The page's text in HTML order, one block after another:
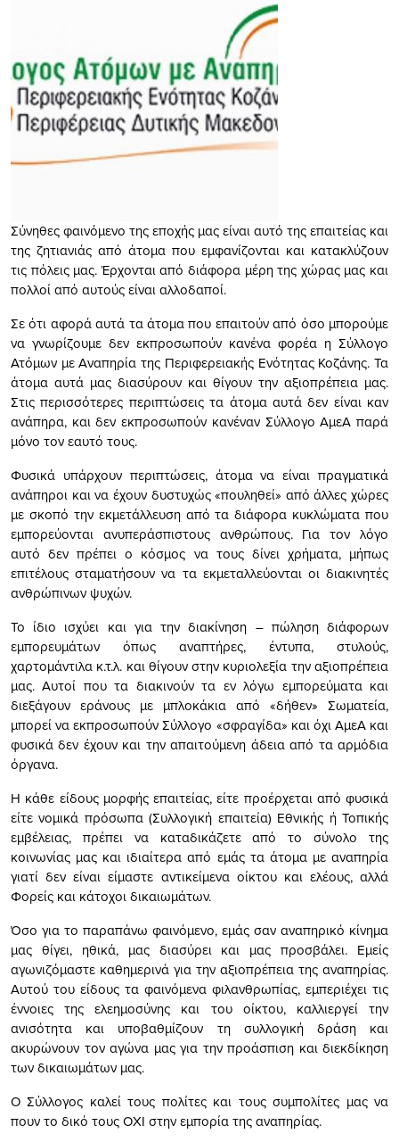
Σύνηθες φαινόμενο της εποχής μας είναι αυτό της επαιτείας και
της ζητιανιάς από άτομα που εμφανίζονται και κατακλύζουν
τις πόλεις μας. Έρχονται από διάφορα μέρη της χώρας μας και
πολλοί από αυτούς είναι αλλοδαποί.
Σε ότι αφορά αυτά τα άτομα που επαιτούν από όσο μπορούμε
να γνωρίζουμε δεν εκπροσωπούν κανένα φορέα η Σύλλογο
Ατόμων με Αναπηρία της Περιφερειακής Ενότητας Κοζάνης. Τα
άτομα αυτά μας διασύρουν και θίγουν την αξιοπρέπεια μας.
Στις περισσότερες περιπτώσεις τα άτομα αυτά δεν είναι καν
ανάπηρα, και δεν εκπροσωπούν κανέναν Σύλλογο ΑμεΑ παρά
μόνο τον εαυτό τους.
Φυσικά υπάρχουν περιπτώσεις, άτομα να είναι πραγματικά
ανάπηροι και να έχουν δυστυχώς «πουληθεί» από άλλες χώρες
με σκοπό την εκμετάλλευση από τα διάφορα κυκλώματα που
εμπορεύονται ανυπεράσπιστους ανθρώπους. Για τον λόγο
αυτό δεν πρέπει ο κόσμος να τους δίνει χρήματα, μήπως
επιτέλους σταματήσουν να τα εκμεταλλεύονται οι διακινητές
ανθρώπινων ψυχών.
Το ίδιο ισχύει και για την διακίνηση – πώληση διάφορων
εμπορευμάτων όπως αναπτήρες, έντυπα, στυλούς,
χαρτομάντιλα κ.τ.λ. και θίγουν στην κυριολεξία την αξιοπρέπεια
μας. Αυτοί που τα διακινούν τα εν λόγω εμπορεύματα και
διεξάγουν εράνους με μπλοκάκια από «δήθεν» Σωματεία,
μπορεί να εκπροσωπούν Σύλλογο «σφραγίδα» και όχι ΑμεΑ και
φυσικά δεν έχουν και την απαιτούμενη άδεια από τα αρμόδια
όργανα.
Η κάθε είδους μορφής επαιτείας, είτε προέρχεται από φυσικά
είτε νομικά πρόσωπα (Συλλογική επαιτεία) Εθνικής ή Τοπικής
εμβέλειας, πρέπει να καταδικάζετε από το σύνολο της
κοινωνίας μας και ιδιαίτερα από εμάς τα άτομα με αναπηρία
γιατί δεν είναι είμαστε αντικείμενα οίκτου και ελέους, αλλά
Φορείς και κάτοχοι δικαιωμάτων.
Όσο για το παραπάνω φαινόμενο, εμάς σαν αναπηρικό κίνημα
μας θίγει, ηθικά, μας διασύρει και μας προσβάλει. Εμείς
αγωνιζόμαστε καθημερινά για την αξιοπρέπεια της αναπηρίας.
Αυτού του είδους τα φαινόμενα φιλανθρωπίας, εμπεριέχει τις
έννοιες της ελεημοσύνης και του οίκτου, καλλιεργεί την
ανισότητα και υποβαθμίζουν τη συλλογική δράση και
ακυρώνουν τον αγώνα μας για την προάσπιση και διεκδίκηση
των δικαιωμάτων μας.
Ο Σύλλογος καλεί τους πολίτες και τους συμπολίτες μας να
πουν το δικό τους ΟΧΙ στην εμπορία της αναπηρίας.